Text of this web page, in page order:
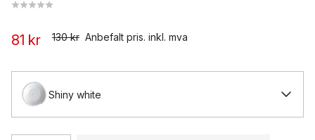
81 kr 130 kr Anbefalt pris. inkl. mva
Shiny white